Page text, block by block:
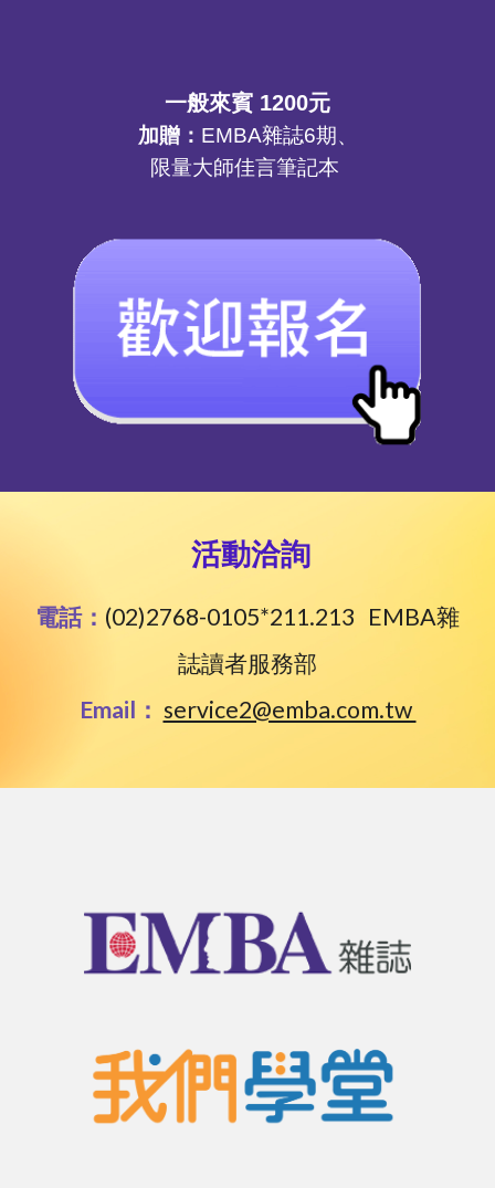
一般來賓 1200元
加贈： EMBA雜誌6期、
限量大師佳言筆記本
活動洽詢
電話： (02)2768-0105*211.213 EMBA雜
誌讀者服務部
Email： service2@emba.com.tw